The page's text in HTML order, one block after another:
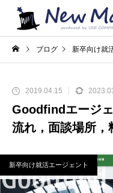
ブログ 新卒向け就
2019.04.15
Goodfindエージ
流れ，面談場所，
新卒向け就活エージェント